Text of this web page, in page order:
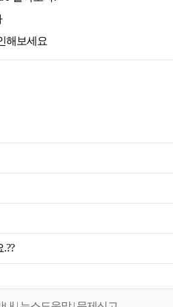
해보세요